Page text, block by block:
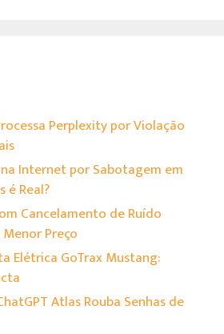
Perplexity por Violação
na Internet por Sabotagem em
é Real?
Cancelamento de Ruído
Preço
Elétrica GoTrax Mustang:
Atlas Rouba Senhas de